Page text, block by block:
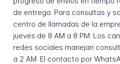
de entrega. Para consultas y
centro de llamadas de la
jueves de 8 AM a 8 PM. Los
redes sociales manejan
a 2 AM. El contacto por